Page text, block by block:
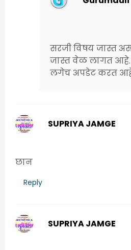
सरजी विषय जास्त
जास्त वेळ लागत
लगेच अपडेट करत
SUPRIYA JAMGE
छान
Reply
SUPRIYA JAMGE